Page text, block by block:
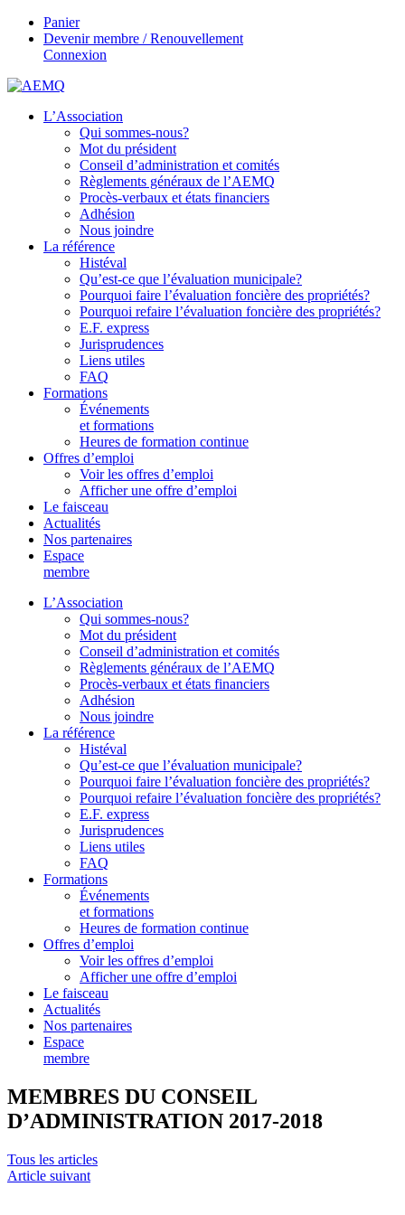
Panier
Devenir membre / Renouvellement
Connexion
L’Association
Qui sommes-nous?
Mot du président
Conseil d’administration et comités
Règlements généraux de l’AEMQ
Procès-verbaux et états financiers
Adhésion
Nous joindre
La référence
Histéval
Qu’est-ce que l’évaluation municipale?
Pourquoi faire l’évaluation foncière des propriétés?
Pourquoi refaire l’évaluation foncière des propriétés?
E.F. express
Jurisprudences
Liens utiles
FAQ
Formations
Événements
et formations
Heures de formation continue
Offres d’emploi
Voir les offres d’emploi
Afficher une offre d’emploi
Le faisceau
Actualités
Nos partenaires
Espace
membre
L’Association
Qui sommes-nous?
Mot du président
Conseil d’administration et comités
Règlements généraux de l’AEMQ
Procès-verbaux et états financiers
Adhésion
Nous joindre
La référence
Histéval
Qu’est-ce que l’évaluation municipale?
Pourquoi faire l’évaluation foncière des propriétés?
Pourquoi refaire l’évaluation foncière des propriétés?
E.F. express
Jurisprudences
Liens utiles
FAQ
Formations
Événements
et formations
Heures de formation continue
Offres d’emploi
Voir les offres d’emploi
Afficher une offre d’emploi
Le faisceau
Actualités
Nos partenaires
Espace
membre
MEMBRES DU CONSEIL
D’ADMINISTRATION 2017-2018
Tous les articles
Article suivant